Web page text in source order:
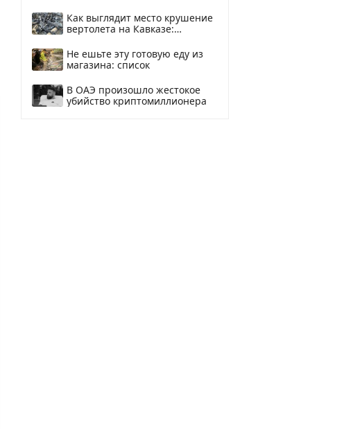
Как выглядит место крушение
вертолета на Кавказе:
Не ешьте эту готовую еду из
магазина: список
В ОАЭ произошло жестокое
убийство криптомиллионера